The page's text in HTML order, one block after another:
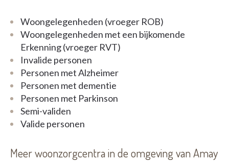
Woongelegenheden (vroeger ROB)
Woongelegenheden met een bijkomende
Erkenning (vroeger RVT)
Invalide personen
Personen met Alzheimer
Personen met dementie
Personen met Parkinson
Semi-validen
Valide personen
Meer woonzorgcentra in de omgeving van Amay